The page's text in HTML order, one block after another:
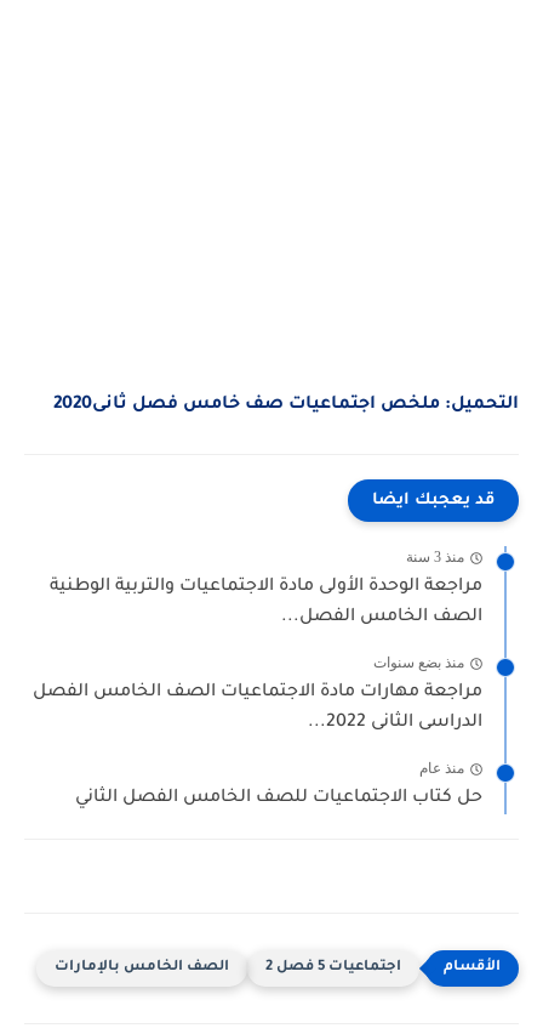
التحميل: ملخص اجتماعيات صف خامس فصل ثانى2020
قد يعجبك ايضا
منذ 3 سنة
مراجعة الوحدة الأولى مادة الاجتماعيات والتربية الوطنية
الصف الخامس الفصل...
منذ بضع سنوات
مراجعة مهارات مادة الاجتماعيات الصف الخامس الفصل
الدراسى الثانى 2022...
منذ عام
حل كتاب الاجتماعيات للصف الخامس الفصل الثاني
اجتماعيات 5 فصل 2 الصف الخامس بالإمارات